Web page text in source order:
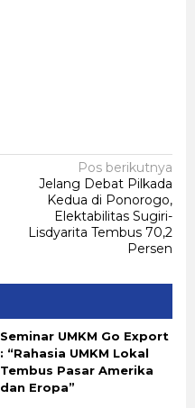
Pos berikutnya
Jelang Debat Pilkada
Kedua di Ponorogo,
Elektabilitas Sugiri-
Lisdyarita Tembus 70,2
Persen
Seminar UMKM Go Export
: “Rahasia UMKM Lokal
Tembus Pasar Amerika
dan Eropa”